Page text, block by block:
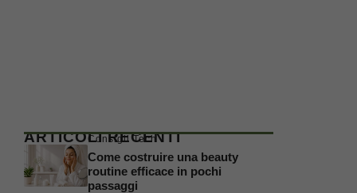
ARTICOLI RECENTI
Consigli Tech
Come costruire una beauty
routine efficace in pochi
passaggi